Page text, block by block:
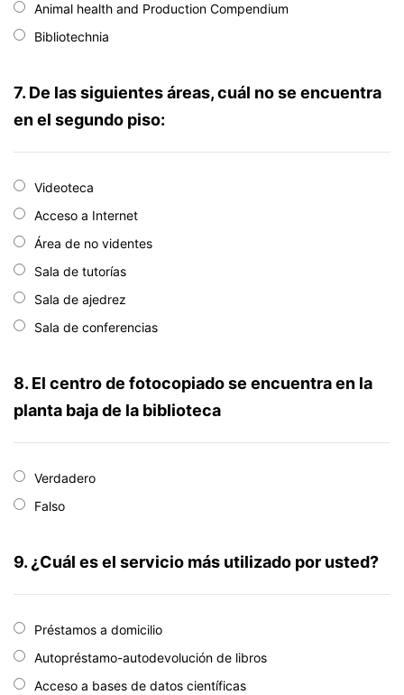
Animal health and Production Compendium
Bibliotechnia
7. De las siguientes áreas, cuál no se encuentra
en el segundo piso:
Videoteca
Acceso a Internet
Área de no videntes
Sala de tutorías
Sala de ajedrez
Sala de conferencias
8. El centro de fotocopiado se encuentra en la
planta baja de la biblioteca
Verdadero
Falso
9. ¿Cuál es el servicio más utilizado por usted?
Préstamos a domicilio
Autopréstamo-autodevolución de libros
Acceso a bases de datos científicas